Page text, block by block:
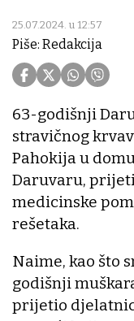
25.07.2024. u 12:57
Piše: Redakcija
63-godišnji
stravičnog
Pahokija u
Daruvaru,
medicinske
rešetaka.
Naime, kao što
godišnji
prijetio